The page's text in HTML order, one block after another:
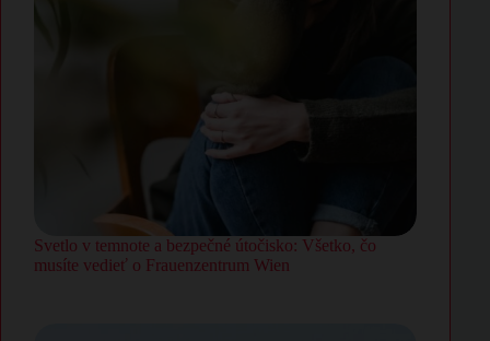
Svetlo v temnote a bezpečné útočisko: Všetko, čo
musíte vedieť o Frauenzentrum Wien